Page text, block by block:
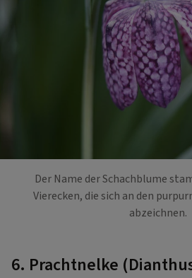
Der Name der Schachblume
Vierecken, die sich an den
abzeichnen.
6. Prachtnelke